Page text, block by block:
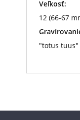
Veľkosť:
12 (66-67
"totus